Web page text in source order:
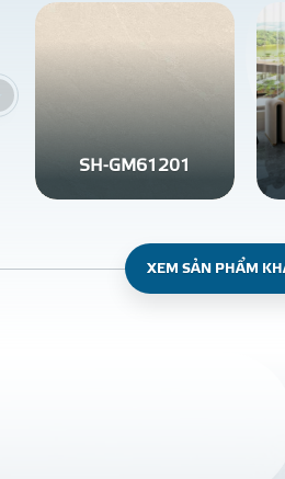
SH-GM61201
XEM SẢN PHẨM